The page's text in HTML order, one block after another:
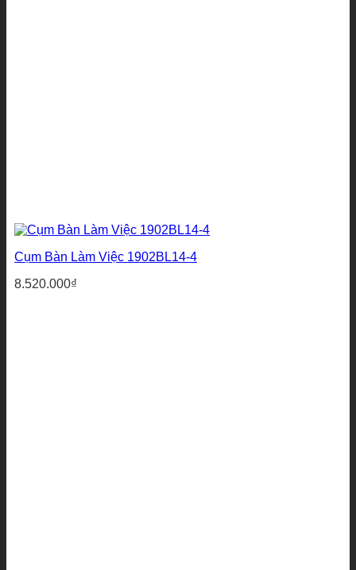
Cụm Bàn Làm Việc 1902BL14-4
8.520.000₫